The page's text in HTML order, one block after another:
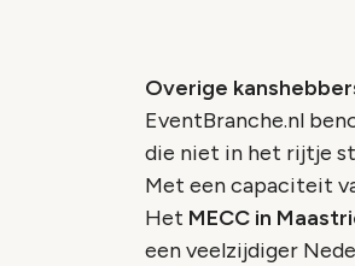
Overige
EventBranche.nl
die niet in het rijtje
Met een capaciteit
Het MECC in
een veelzijdiger